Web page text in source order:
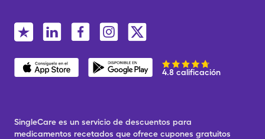
4.8 calificación
SingleCare es un servicio de descuentos para
medicamentos recetados que ofrece cupones gratuitos